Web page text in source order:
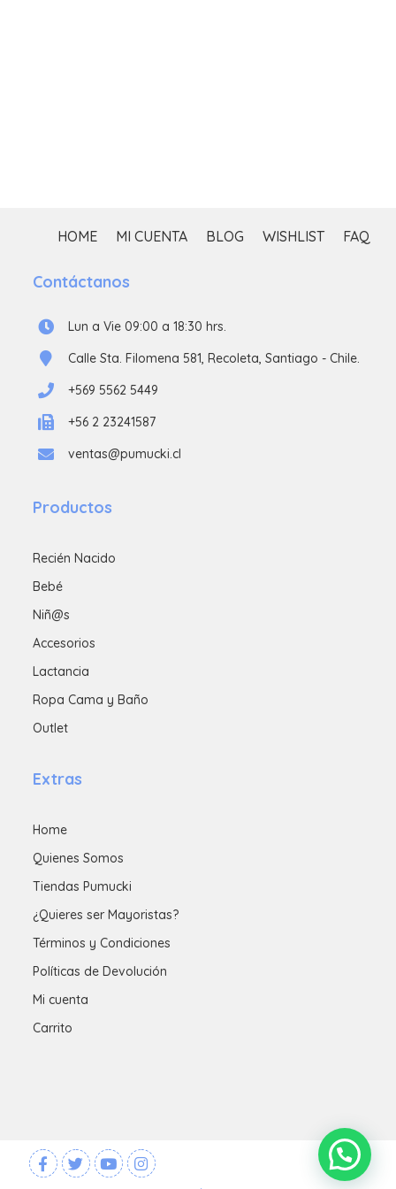
HOME MI CUENTA BLOG WISHLIST FAQ
Contáctanos
Lun a Vie 09:00 a 18:30 hrs.
Calle Sta. Filomena 581, Recoleta, Santiago - Chile.
+569 5562 5449
+56 2 23241587
ventas@pumucki.cl
Productos
Recién Nacido
Bebé
Niñ@s
Accesorios
Lactancia
Ropa Cama y Baño
Outlet
Extras
Home
Quienes Somos
Tiendas Pumucki
¿Quieres ser Mayoristas?
Términos y Condiciones
Políticas de Devolución
Mi cuenta
Carrito